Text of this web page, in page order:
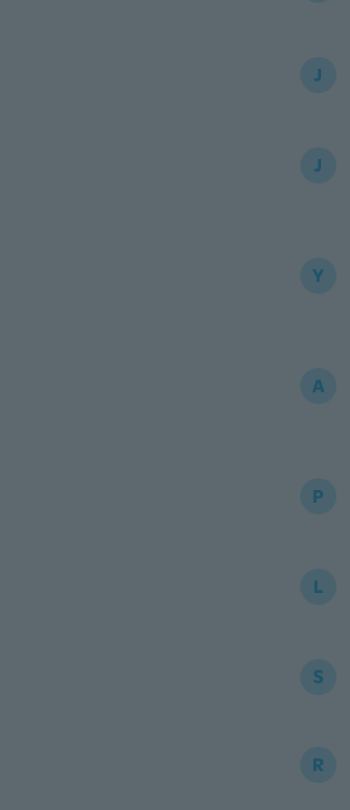
J
J
Y
A
P
L
S
R